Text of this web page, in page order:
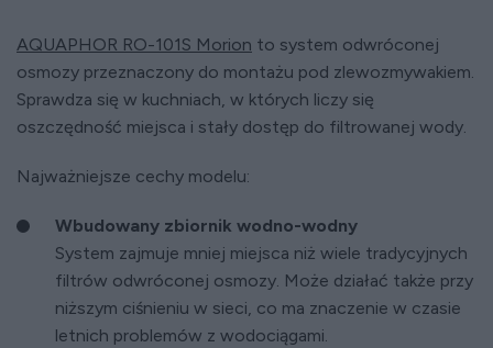
AQUAPHOR RO-101S Morion to system odwróconej
osmozy przeznaczony do montażu pod zlewozmywakiem.
Sprawdza się w kuchniach, w których liczy się
oszczędność miejsca i stały dostęp do filtrowanej wody.
Najważniejsze cechy modelu:
Wbudowany zbiornik wodno-wodny
System zajmuje mniej miejsca niż wiele tradycyjnych
filtrów odwróconej osmozy. Może działać także przy
niższym ciśnieniu w sieci, co ma znaczenie w czasie
letnich problemów z wodociągami.